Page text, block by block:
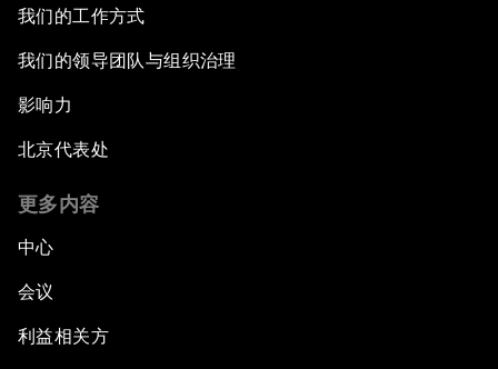
我们的工作方式
我们的领导团队与组织治理
影响力
北京代表处
更多内容
中心
会议
利益相关方